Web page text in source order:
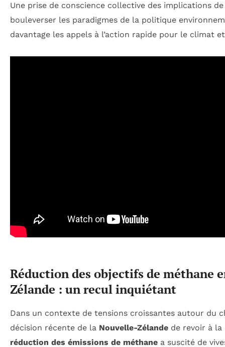
Une prise de conscience collective des implications
bouleverser les paradigmes de la politique
davantage les appels à l’action rapide pour le climat
Réduction des objectifs de méthane
Zélande : un recul inquiétant
Dans un contexte de tensions croissantes autour du
décision récente de la Nouvelle-Zélande de revoir à la
réduction des émissions de méthane a suscité de